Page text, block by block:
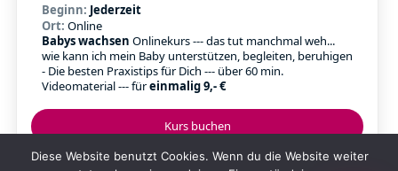
Kurs buchen
Beginn: Jederzeit
Ort: Online
Babys wachsen Onlinekurs --- das tut manchmal weh...
wie kann ich mein Baby unterstützen, begleiten, beruhigen
- Die besten Praxistips für Dich --- über 60 min.
Videomaterial --- füreinmalig 9,- €
Diese Website benutzt Cookies. Wenn du die Website weiter